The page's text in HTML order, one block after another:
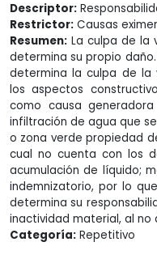
Descriptor:
Restrictor: Causas
Resumen: La culpa de la
determina su propio
determina la culpa de la
los aspectos
como causa
infiltración de agua que
o zona verde propiedad
cual no cuenta con los
acumulación de líquido;
indemnizatorio, por lo
determina su
inactividad material, al no
Categoría: Repetitivo